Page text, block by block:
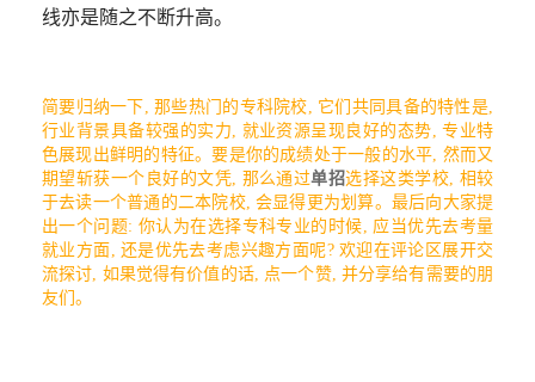
线亦是随之不断升高。
简要归纳一下, 那些热门的专科院校, 它们共同具备的特性是,
行业背景具备较强的实力, 就业资源呈现良好的态势, 专业特
色展现出鲜明的特征。要是你的成绩处于一般的水平, 然而又
期望斩获一个良好的文凭, 那么通过单招选择这类学校, 相较
于去读一个普通的二本院校, 会显得更为划算。最后向大家提
出一个问题: 你认为在选择专科专业的时候, 应当优先去考量
就业方面, 还是优先去考虑兴趣方面呢? 欢迎在评论区展开交
流探讨, 如果觉得有价值的话, 点一个赞, 并分享给有需要的朋
友们。